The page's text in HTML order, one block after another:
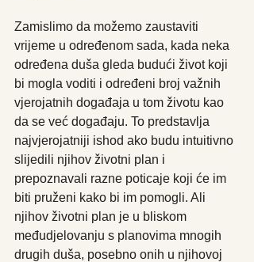
Zamislimo da možemo zaustaviti
vrijeme u određenom sada, kada neka
određena duša gleda budući život koji
bi mogla voditi i određeni broj važnih
vjerojatnih događaja u tom životu kao
da se već događaju. To predstavlja
najvjerojatniji ishod ako budu intuitivno
slijedili njihov životni plan i
prepoznavali razne poticaje koji će im
biti pruženi kako bi im pomogli. Ali
njihov životni plan je u bliskom
međudjelovanju s planovima mnogih
drugih duša, posebno onih u njihovoj